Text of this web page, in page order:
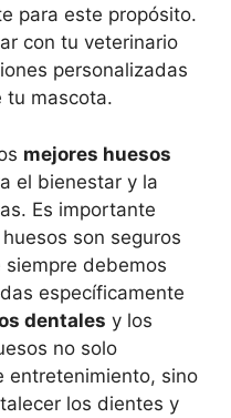
para este propósito.
con tu veterinario
personalizadas
tu mascota.
mejores huesos
el bienestar y la
Es importante
son seguros
siempre debemos
específicamente
dentales y los
no solo
entretenimiento, sino
los dientes y